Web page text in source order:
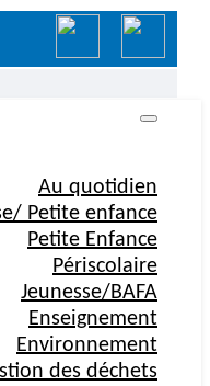
Au quotidien
Petite enfance
Petite Enfance
Périscolaire
Jeunesse/BAFA
Enseignement
Environnement
des déchets